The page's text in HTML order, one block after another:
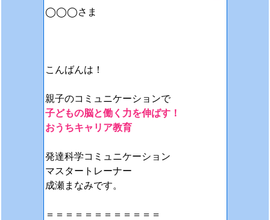
◯◯◯さま
こんばんは！
親子のコミュニケーションで
子どもの脳と働く力を伸ばす！
おうちキャリア教育
発達科学コミュニケーション
マスタートレーナー
成瀬まなみです。
＝＝＝＝＝＝＝＝＝＝＝＝